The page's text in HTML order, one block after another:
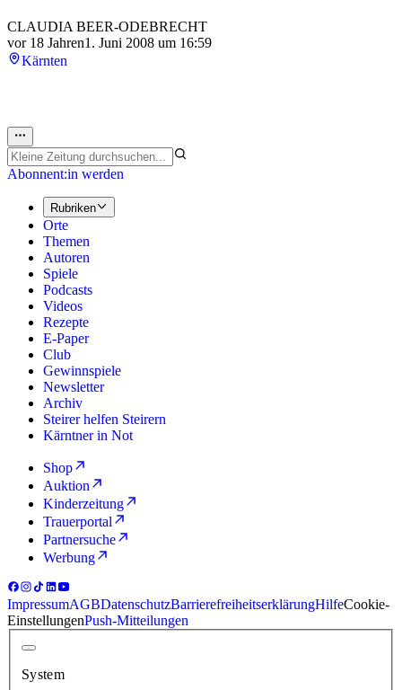
CLAUDIA BEER-ODEBRECHT
vor 18 Jahren1. Juni 2008 um 16:59
Kärnten
Abonnent:in werden
Rubriken
Orte
Themen
Autoren
Spiele
Podcasts
Videos
Rezepte
E-Paper
Club
Gewinnspiele
Newsletter
Archiv
Steirer helfen Steirern
Kärntner in Not
Shop
Auktion
Kinderzeitung
Trauerportal
Partnersuche
Werbung
ImpressumAGBDatenschutzBarrierefreiheitserklärungHilfeCookie-
EinstellungenPush-Mitteilungen
System